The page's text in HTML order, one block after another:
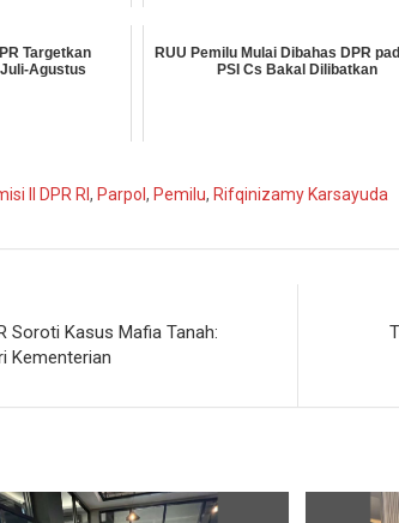
Targetkan
Agustus
RUU Pemilu Mulai Dibahas DPR
PSI Cs Bakal Dilibatkan
II DPR RI, Parpol, Pemilu, Rifqinizamy Karsayuda
Soroti Kasus Mafia Tanah:
Kementerian